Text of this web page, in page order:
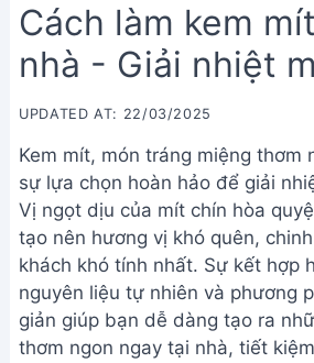
Cách làm kem
nhà - Giải nhiệt
UPDATED AT: 22/03/2025
Kem mít, món tráng miệng thơm
sự lựa chọn hoàn hảo để giải
Vị ngọt dịu của mít chín hòa
tạo nên hương vị khó quên,
khách khó tính nhất. Sự kết hợp
nguyên liệu tự nhiên và phương
giản giúp bạn dễ dàng tạo ra
thơm ngon ngay tại nhà, tiết